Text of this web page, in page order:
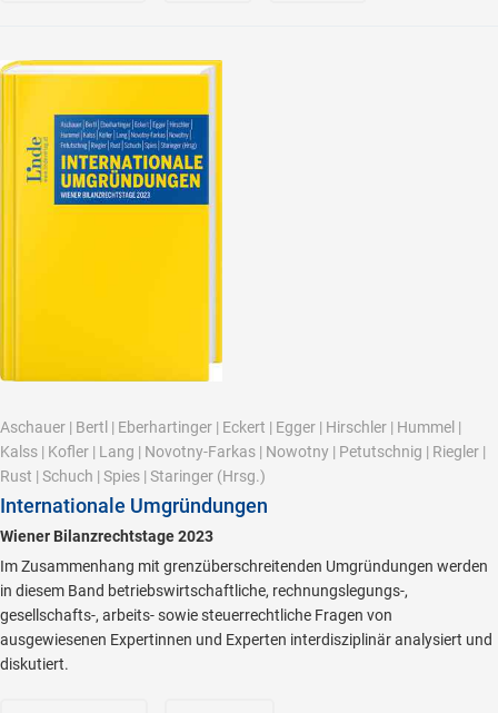
Aschauer | Bertl | Eberhartinger | Eckert | Egger | Hirschler | Hummel |
Kalss | Kofler | Lang | Novotny-Farkas | Nowotny | Petutschnig | Riegler |
Rust | Schuch | Spies | Staringer (Hrsg.)
Internationale Umgründungen
Wiener Bilanzrechtstage 2023
Im Zusammenhang mit grenzüberschreitenden Umgründungen werden
in diesem Band betriebswirtschaftliche, rechnungslegungs-,
gesellschafts-, arbeits- sowie steuerrechtliche Fragen von
ausgewiesenen Expertinnen und Experten interdisziplinär analysiert und
diskutiert.